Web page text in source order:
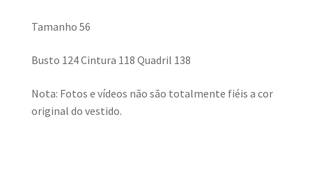
Tamanho 56
Busto 124 Cintura 118 Quadril 138
Nota: Fotos e vídeos não são totalmente fiéis a cor
original do vestido.